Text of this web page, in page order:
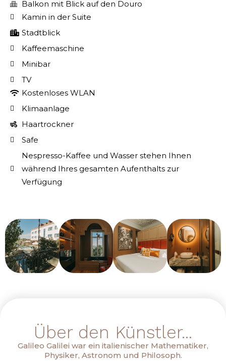
Balkon mit Blick auf den Douro
Kamin in der Suite
Stadtblick
Kaffeemaschine
Minibar
TV
Kostenloses WLAN
Klimaanlage
Haartrockner
Safe
Nespresso-Kaffee und Wasser stehen Ihnen
während Ihres gesamten Aufenthalts zur
Verfügung
Über den Künstler...
Galileo Galilei war ein italienischer Mathematiker,
Physiker, Astronom und Philosoph.